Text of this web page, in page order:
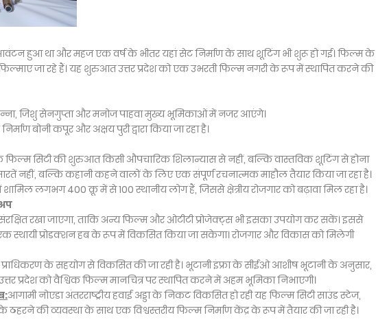
हुआ था और महज एक वर्ष के भीतर यहां सेट निर्माण के साथ शूटिंग भी शुरू हो गई। फिल्म के
जा रहे हैं। यह शुरुआत उत्तर प्रदेश को एक उभरती फिल्म नगरी के रूप में स्थापित करने की
जिशु सेनगुप्ता और मनोज पाहवा मुख्य भूमिकाओं में नजर आएंगे।
बोनी कपूर और अक्षय पुरी द्वारा किया जा रहा है।
सिटी की शुरुआत किसी औपचारिक शिलान्यास से नहीं, बल्कि वास्तविक शूटिंग से होना
नहीं, बल्कि कहानी कहने वालों के लिए एक संपूर्ण रचनात्मक माहौल तैयार किया जा रहा है।
लगभग 400 क्रू में से 100 स्थानीय लोग हैं, जिससे क्षेत्रीय रोजगार को बढ़ावा मिल रहा है।
रखा जाएगा, ताकि अन्य फिल्म और ओटीटी प्रोजेक्ट्स भी इसका उपयोग कर सकें। इससे
स्थायी प्रोडक्शन हब के रूप में विकसित किया जा सकेगा। रोजगार और विकास को मिलेगी
के सहयोग से विकसित की जा रही है। भूटानी इंफ्रा के सीईओ आशीष भूटानी के अनुसार,
प्रदेश को वैश्विक फिल्म मानचित्र पर स्थापित करने में अहम भूमिका निभाएगी।
आगामी नोएडा अंतरराष्ट्रीय हवाई अड्डा के निकट विकसित हो रही यह फिल्म सिटी साउंड स्टेज,
की व्यवस्था के साथ एक विश्वस्तरीय फिल्म निर्माण केंद्र के रूप में तैयार की जा रही है।